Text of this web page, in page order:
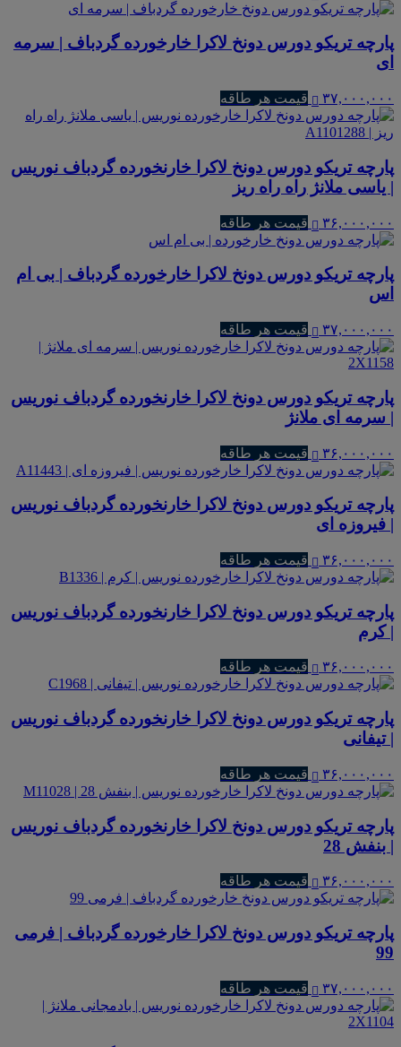
پارچه تریکو دورس دونخ لاکرا خارخورده گردباف | سرمه
ای
۳۷,۰۰۰,۰۰۰ قیمت هر طاقه
پارچه تریکو دورس دونخ لاکرا خارنخورده گردباف نوریس
| یاسی ملانژ راه راه ریز
۳۶,۰۰۰,۰۰۰ قیمت هر طاقه
پارچه تریکو دورس دونخ لاکرا خارخورده گردباف | بی ام
اس
۳۷,۰۰۰,۰۰۰ قیمت هر طاقه
پارچه تریکو دورس دونخ لاکرا خارنخورده گردباف نوریس
| سرمه ای ملانژ
۳۶,۰۰۰,۰۰۰ قیمت هر طاقه
پارچه تریکو دورس دونخ لاکرا خارنخورده گردباف نوریس
| فیروزه ای
۳۶,۰۰۰,۰۰۰ قیمت هر طاقه
پارچه تریکو دورس دونخ لاکرا خارنخورده گردباف نوریس
| کرم
۳۶,۰۰۰,۰۰۰ قیمت هر طاقه
پارچه تریکو دورس دونخ لاکرا خارنخورده گردباف نوریس
| تیفانی
۳۶,۰۰۰,۰۰۰ قیمت هر طاقه
پارچه تریکو دورس دونخ لاکرا خارنخورده گردباف نوریس
| بنفش 28
۳۶,۰۰۰,۰۰۰ قیمت هر طاقه
پارچه تریکو دورس دونخ لاکرا خارخورده گردباف | فرمی
99
۳۷,۰۰۰,۰۰۰ قیمت هر طاقه